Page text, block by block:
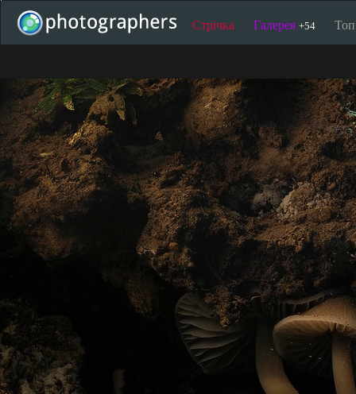
Стрічка Галерея +54